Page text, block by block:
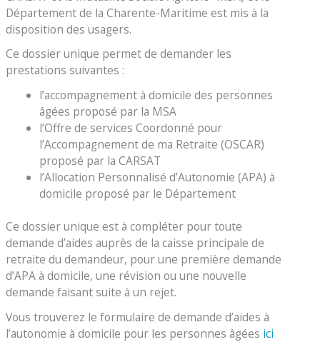
Département de la Charente-Maritime est mis à la
disposition des usagers.
Ce dossier unique permet de demander les
prestations suivantes :
l’accompagnement à domicile des personnes
âgées proposé par la MSA
l’Offre de services Coordonné pour
l’Accompagnement de ma Retraite (OSCAR)
proposé par la CARSAT
l’Allocation Personnalisé d’Autonomie (APA) à
domicile proposé par le Département
Ce dossier unique est à compléter pour toute
demande d’aides auprès de la caisse principale de
retraite du demandeur, pour une première demande
d’APA à domicile, une révision ou une nouvelle
demande faisant suite à un rejet.
Vous trouverez le formulaire de demande d’aides à
l’autonomie à domicile pour les personnes âgées ici